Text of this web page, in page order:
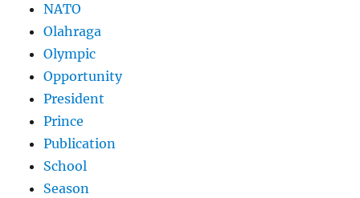
NATO
Olahraga
Olympic
Opportunity
President
Prince
Publication
School
Season